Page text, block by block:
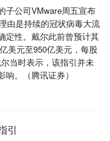
子公司VMware周五宣布
由是持续的冠状病毒大流
定性。戴尔此前曾预计其
美元至950亿美元，每股
当时表示，该指引并未
。（腾讯证券）
引